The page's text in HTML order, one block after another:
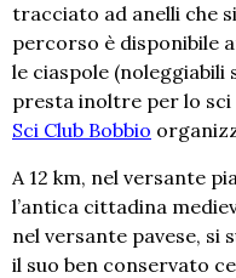
tracciato ad anelli che
percorso è disponibile
le ciaspole (noleggiabili
presta inoltre per lo
Sci Club Bobbio
A 12 km, nel versante
l’antica cittadina
nel versante pavese, si
il suo ben conservato